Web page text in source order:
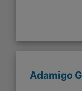
Adamigo